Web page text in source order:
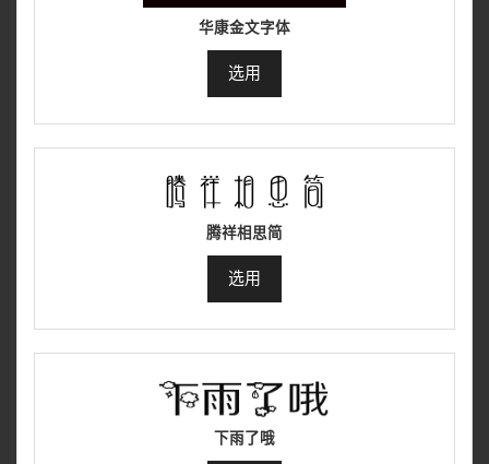
华康金文字体
选用
腾祥相思简
选用
下雨了哦